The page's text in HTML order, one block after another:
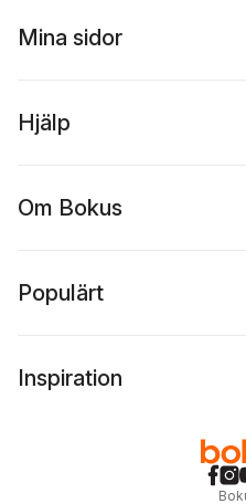
Mina sidor
Hjälp
Om Bokus
Populärt
Inspiration